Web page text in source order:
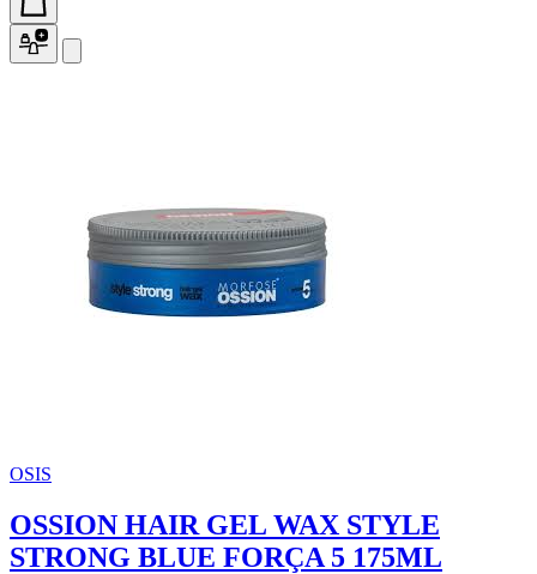
OSIS
OSSION HAIR GEL WAX STYLE
STRONG BLUE FORÇA 5 175ML